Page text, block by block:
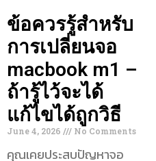
ข้อควรรู้สำหรับ
การเปลี่ยนจอ
macbook m1 –
ถ้ารู้ไว้จะได้
แก้ไขได้ถูกวิธี
June 4, 2026 No Comments
คุณเคยประสบปัญหาจอ